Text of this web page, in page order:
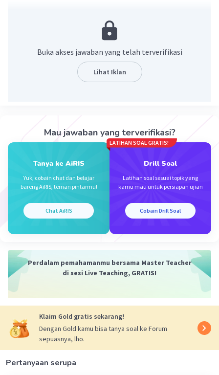
Buka akses jawaban yang telah terverifikasi
Lihat Iklan
Mau jawaban yang terverifikasi?
Tanya ke AiRIS
Yuk, cobain chat dan belajar
bareng AiRIS, teman pintarmu!
Chat AiRIS
LATIHAN SOAL GRATIS!
Drill Soal
Latihan soal sesuai topik yang
kamu mau untuk persiapan ujian
Cobain Drill Soal
Perdalam pemahamanmu bersama Master Teacher
di sesi Live Teaching, GRATIS!
Klaim Gold gratis sekarang!
Dengan Gold kamu bisa tanya soal ke Forum
sepuasnya, lho.
Pertanyaan serupa